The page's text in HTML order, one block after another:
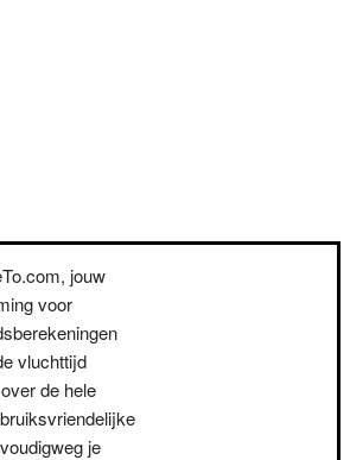
jouw
voor
vluchttijd
de hele
je